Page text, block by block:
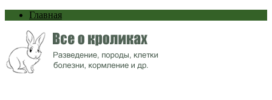
Главная